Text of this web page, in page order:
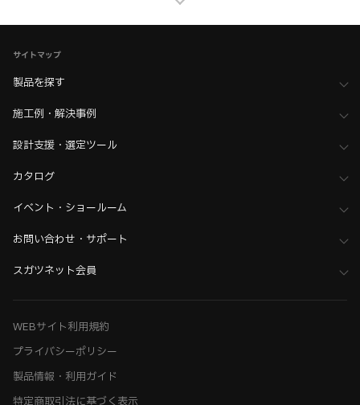
ホーム
>
>
白シリーズ金物
> 黒シリーズ金物
ホーム
> 木工支援（木工加工機・設計ソフト用データ）について
ホーム
>
商業施設・店舗空間向け部品
サイトマップ
製品を探す
施工例・解決事例
設計支援・選定ツール
カタログ
イベント・ショールーム
お問い合わせ・サポート
スガツネット会員
WEBサイト利用規約
プライバシーポリシー
製品情報・利用ガイド
特定商取引法に基づく表示